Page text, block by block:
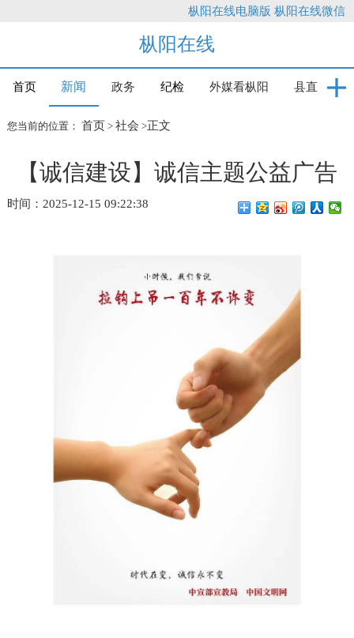
枞阳在线电脑版 枞阳在线微信
枞阳在线
首页 新闻 政务 纪检 外媒看枞阳 县直
您当前的位置： 首页 > 社会 >正文
【诚信建设】诚信主题公益广告
时间：2025-12-15 09:22:38